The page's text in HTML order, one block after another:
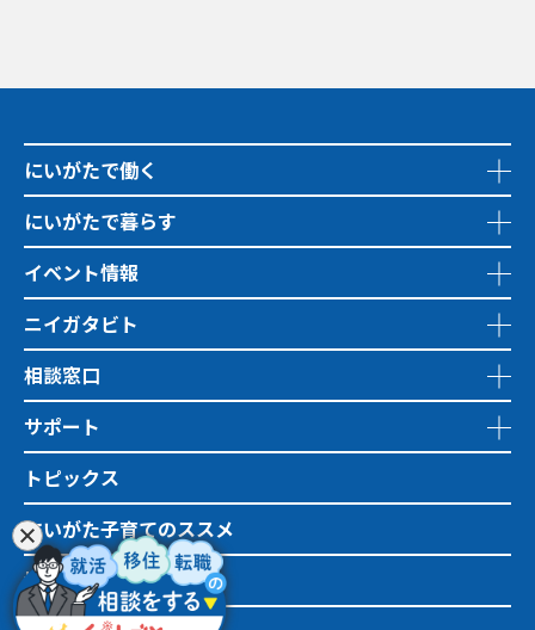
にいがたで働く
にいがたで暮らす
イベント情報
ニイガタビト
相談窓口
サポート
トピックス
にいがた子育てのススメ
地域おこし協力隊